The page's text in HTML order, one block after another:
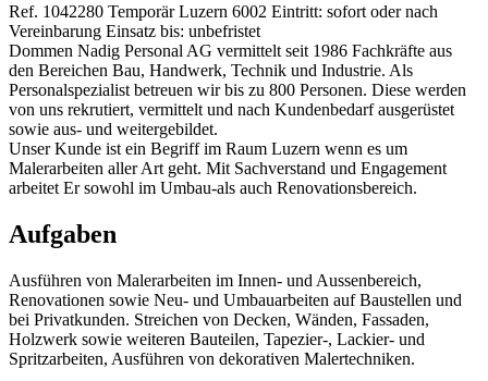
Ref. 1042280 Temporär Luzern 6002 Eintritt: sofort oder nach
Vereinbarung Einsatz bis: unbefristet
Dommen Nadig Personal AG vermittelt seit 1986 Fachkräfte aus
den Bereichen Bau, Handwerk, Technik und Industrie. Als
Personalspezialist betreuen wir bis zu 800 Personen. Diese werden
von uns rekrutiert, vermittelt und nach Kundenbedarf ausgerüstet
sowie aus- und weitergebildet.
Unser Kunde ist ein Begriff im Raum Luzern wenn es um
Malerarbeiten aller Art geht. Mit Sachverstand und Engagement
arbeitet Er sowohl im Umbau-als auch Renovationsbereich.
Aufgaben
Ausführen von Malerarbeiten im Innen- und Aussenbereich,
Renovationen sowie Neu- und Umbauarbeiten auf Baustellen und
bei Privatkunden. Streichen von Decken, Wänden, Fassaden,
Holzwerk sowie weiteren Bauteilen, Tapezier-, Lackier- und
Spritzarbeiten, Ausführen von dekorativen Malertechniken.